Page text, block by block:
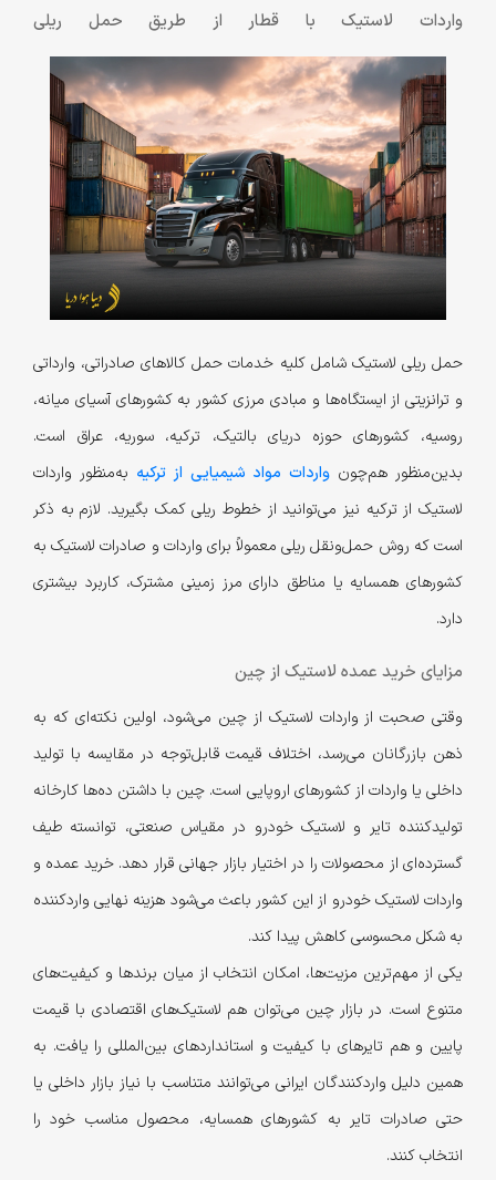
واردات لاستیک با قطار از طریق حمل ریلی
حمل ریلی لاستیک شامل کلیه خدمات حمل کالاهای صادراتی، وارداتی
و ترانزیتی از ایستگاه‌ها و مبادی مرزی کشور به کشورهای آسیای میانه،
روسیه، کشورهای حوزه دریای بالتیک، ترکیه، سوریه، عراق است.
بدین‌منظور هم‌چون واردات مواد شیمیایی از ترکیه به‌منظور واردات
لاستیک از ترکیه نیز می‌توانید از خطوط ریلی کمک بگیرید. لازم به ذکر
است که روش حمل‌ونقل ریلی معمولاً برای واردات و صادرات لاستیک به
کشورهای همسایه یا مناطق دارای مرز زمینی مشترک، کاربرد بیشتری
دارد.
مزایای خرید عمده لاستیک از چین
وقتی صحبت از واردات لاستیک از چین می‌شود، اولین نکته‌ای که به
ذهن بازرگانان می‌رسد، اختلاف قیمت قابل‌توجه در مقایسه با تولید
داخلی یا واردات از کشورهای اروپایی است. چین با داشتن ده‌ها کارخانه
تولیدکننده تایر و لاستیک خودرو در مقیاس صنعتی، توانسته طیف
گسترده‌ای از محصولات را در اختیار بازار جهانی قرار دهد. خرید عمده و
واردات لاستیک خودرو از این کشور باعث می‌شود هزینه نهایی واردکننده
به شکل محسوسی کاهش پیدا کند.
یکی از مهم‌ترین مزیت‌ها، امکان انتخاب از میان برندها و کیفیت‌های
متنوع است. در بازار چین می‌توان هم لاستیک‌های اقتصادی با قیمت
پایین و هم تایرهای با کیفیت و استانداردهای بین‌المللی را یافت. به
همین دلیل واردکنندگان ایرانی می‌توانند متناسب با نیاز بازار داخلی یا
حتی صادرات تایر به کشورهای همسایه، محصول مناسب خود را
انتخاب کنند.